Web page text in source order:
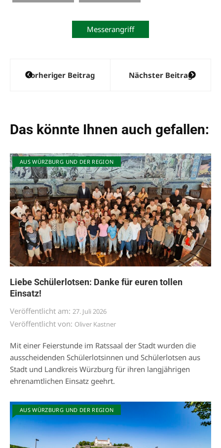
Messerangriff
Beitragsnavigation
Vorheriger Beitrag Nächster Beitrag
Das könnte Ihnen auch gefallen:
AUS WÜRZBURG UND DER REGION
Liebe Schülerlotsen: Danke für euren tollen
Einsatz!
Veröffentlicht am: 27. Juli 2026
Veröffentlicht von: Oliver Kastner
Mit einer Feierstunde im Ratssaal der Stadt wurden die
ausscheidenden Schülerlotsinnen und Schülerlotsen aus
Stadt und Landkreis Würzburg für ihren langjährigen
ehrenamtlichen Einsatz geehrt.
AUS WÜRZBURG UND DER REGION